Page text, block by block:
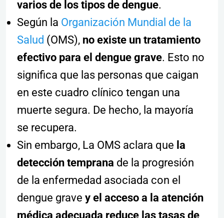
varios de los tipos de dengue.
Según la Organización Mundial de la
Salud (OMS), no existe un tratamiento
efectivo para el dengue grave. Esto no
significa que las personas que caigan
en este cuadro clínico tengan una
muerte segura. De hecho, la mayoría
se recupera.
Sin embargo, La OMS aclara que la
detección temprana de la progresión
de la enfermedad asociada con el
dengue grave y el acceso a la atención
médica adecuada reduce las tasas de